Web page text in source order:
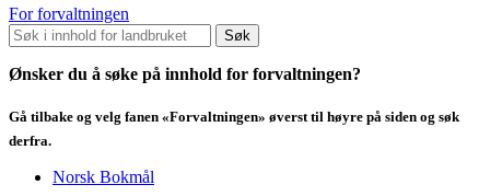
For forvaltningen
Søk
Ønsker du å søke på innhold for forvaltningen?
Gå tilbake og velg fanen «Forvaltningen» øverst til høyre på siden og søk
derfra.
Norsk Bokmål